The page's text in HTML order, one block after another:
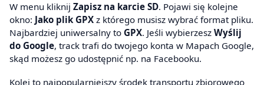
W menu kliknij Zapisz na karcie SD. Pojawi się kolejne
okno: Jako plik GPX z którego musisz wybrać format pliku.
Najbardziej uniwersalny to GPX. Jeśli wybierzesz Wyślij
do Google, track trafi do twojego konta w Mapach Google,
skąd możesz go udostępnić np. na Facebooku.
Kolej to najpopularniejszy środek transportu zbiorowego